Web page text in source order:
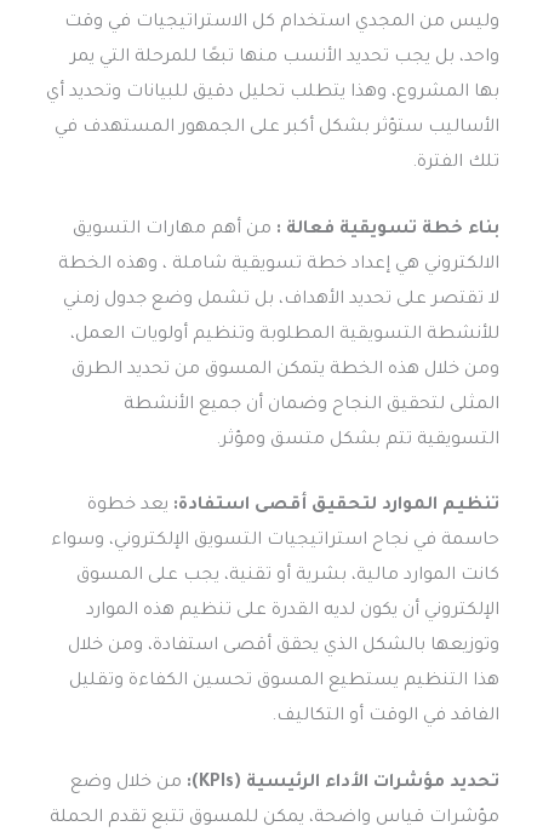
وليس من المجدي استخدام كل الاستراتيجيات في وقت
واحد، بل يجب تحديد الأنسب منها تبعًا للمرحلة التي يمر
بها المشروع، وهذا يتطلب تحليل دقيق للبيانات وتحديد أي
الأساليب ستؤثر بشكل أكبر على الجمهور المستهدف في
تلك الفترة.
بناء خطة تسويقية فعالة : من أهم مهارات التسويق
الالكتروني هي إعداد خطة تسويقية شاملة ، وهذه الخطة
لا تقتصر على تحديد الأهداف، بل تشمل وضع جدول زمني
للأنشطة التسويقية المطلوبة وتنظيم أولويات العمل،
ومن خلال هذه الخطة يتمكن المسوق من تحديد الطرق
المثلى لتحقيق النجاح وضمان أن جميع الأنشطة
التسويقية تتم بشكل متسق ومؤثر.
تنظيم الموارد لتحقيق أقصى استفادة: يعد خطوة
حاسمة في نجاح استراتيجيات التسويق الإلكتروني، وسواء
كانت الموارد مالية، بشرية أو تقنية، يجب على المسوق
الإلكتروني أن يكون لديه القدرة على تنظيم هذه الموارد
وتوزيعها بالشكل الذي يحقق أقصى استفادة، ومن خلال
هذا التنظيم يستطيع المسوق تحسين الكفاءة وتقليل
الفاقد في الوقت أو التكاليف.
تحديد مؤشرات الأداء الرئيسية (KPIs):
من خلال وضع
مؤشرات قياس واضحة، يمكن للمسوق تتبع تقدم الحملة